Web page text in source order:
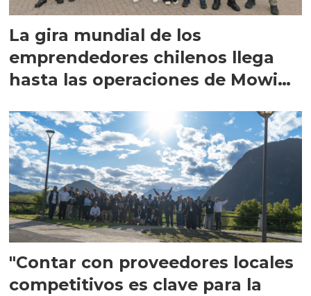
La gira mundial de los
emprendedores chilenos llega
hasta las operaciones de Mowi
"Contar con proveedores locales
competitivos es clave para la